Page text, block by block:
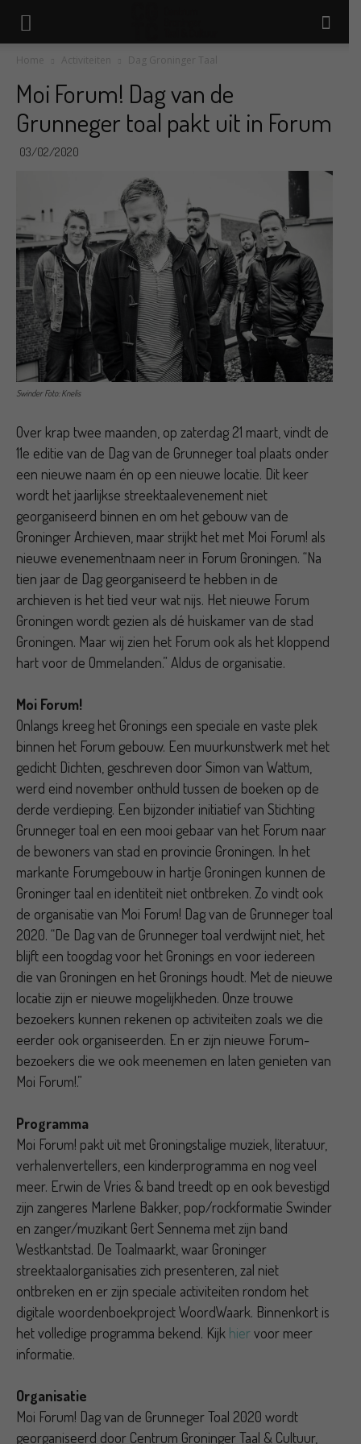
Home Activiteiten Dag Groninger Taal
Moi Forum! Dag van de
Grunneger toal pakt uit in Forum
03/02/2020
Swinder Foto: Knelis
Over krap twee maanden, op zaterdag 21 maart, vindt de
11e editie van de Dag van de Grunneger toal plaats onder
een nieuwe naam én op een nieuwe locatie. Dit keer
wordt het jaarlijkse streektaalevenement niet
georganiseerd binnen en om het gebouw van de
Groninger Archieven, maar strijkt het met Moi Forum! als
nieuwe evenementnaam neer in Forum Groningen. “Na
tien jaar de Dag georganiseerd te hebben in de
archieven is het tied veur wat nijs. Het nieuwe Forum
Groningen wordt gezien als dé huiskamer van de stad
Groningen. Maar wij zien het Forum ook als het kloppend
hart voor de Ommelanden.” Aldus de organisatie.
Moi Forum!
Onlangs kreeg het Gronings een speciale en vaste plek
binnen het Forum gebouw. Een muurkunstwerk met het
gedicht Dichten, geschreven door Simon van Wattum,
werd eind november onthuld tussen de boeken op de
derde verdieping. Een bijzonder initiatief van Stichting
Grunneger toal en een mooi gebaar van het Forum naar
de bewoners van stad en provincie Groningen. In het
markante Forumgebouw in hartje Groningen kunnen de
Groninger taal en identiteit niet ontbreken. Zo vindt ook
de organisatie van Moi Forum! Dag van de Grunneger toal
2020. “De Dag van de Grunneger toal verdwijnt niet, het
blijft een toogdag voor het Gronings en voor iedereen
die van Groningen en het Gronings houdt. Met de nieuwe
locatie zijn er nieuwe mogelijkheden. Onze trouwe
bezoekers kunnen rekenen op activiteiten zoals we die
eerder ook organiseerden. En er zijn nieuwe Forum-
bezoekers die we ook meenemen en laten genieten van
Moi Forum!.”
Programma
Moi Forum! pakt uit met Groningstalige muziek, literatuur,
verhalenvertellers, een kinderprogramma en nog veel
meer. Erwin de Vries & band treedt op en ook bevestigd
zijn zangeres Marlene Bakker, pop/rockformatie Swinder
en zanger/muzikant Gert Sennema met zijn band
Westkantstad. De Toalmaarkt, waar Groninger
streektaalorganisaties zich presenteren, zal niet
ontbreken en er zijn speciale activiteiten rondom het
digitale woordenboekproject WoordWaark. Binnenkort is
het volledige programma bekend. Kijk hier voor meer
informatie.
Organisatie
Moi Forum! Dag van de Grunneger Toal 2020 wordt
georganiseerd door Centrum Groninger Taal & Cultuur,